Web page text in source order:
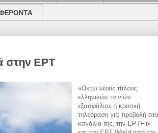
στην ΕΡΤ
«Οκτώ νέους τίτλους
ελληνικών ταινιών
εξασφάλισε η κρατική
τηλεόραση για προβολή στα
κανάλια της, την ΕΡΤFlix